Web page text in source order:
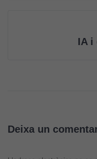
IA i
Deixa un